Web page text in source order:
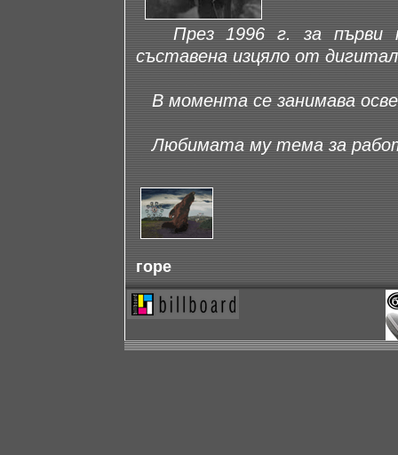
През 1996 г. за първи
съставена изцяло от
В момента се занимава
Любимата му тема за
горе